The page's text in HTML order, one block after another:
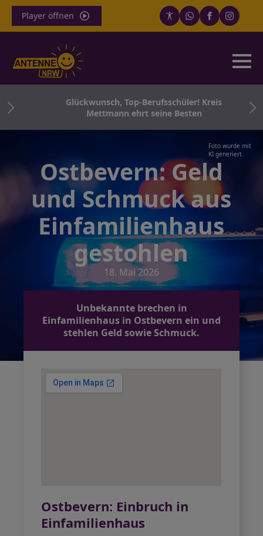
Player öffnen
Glückwunsch, Top-Berufsschüler! Kreis
Mettmann ehrt seine Besten
Foto wurde mit
KI generiert
Ostbevern: Geld
und Schmuck aus
Einfamilienhaus
gestohlen
18. Mai 2026
Unbekannte brechen in
Einfamilienhaus in Ostbevern ein und
stehlen Geld sowie Schmuck.
Ostbevern: Einbruch in
Einfamilienhaus